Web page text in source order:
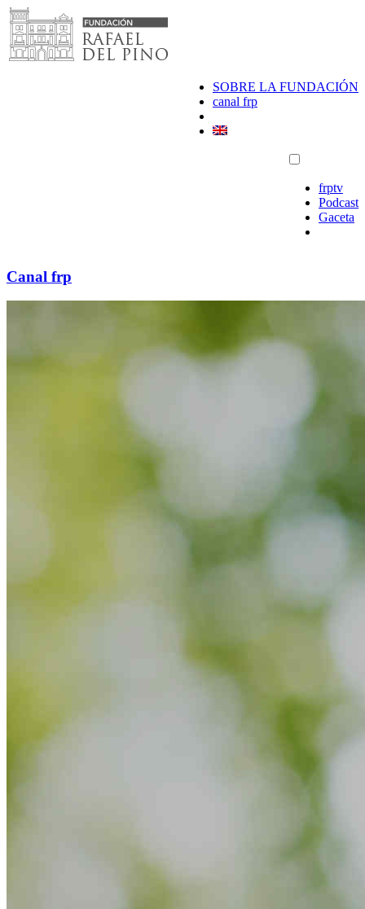
Saltar
al
contenido
SOBRE LA FUNDACIÓN
canal frp
frptv
Podcast
Gaceta
Canal frp